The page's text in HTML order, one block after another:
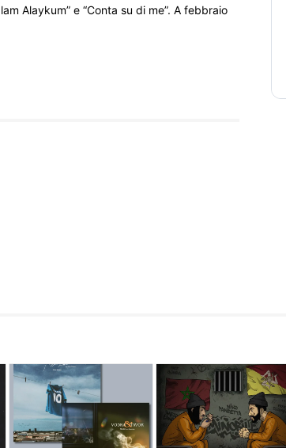
Alaykum” e “Conta su di me”. A febbraio